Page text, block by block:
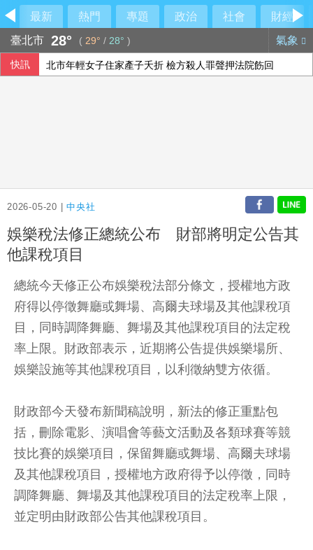
最新 熱門 專題 政治 社會
財經
臺北市 28° ( 29° / 28° ) 氣象
快訊 北市年輕女子住家產子夭折 檢方殺人罪聲押法院飭回
2026-05-20 |中央社
娛樂稅法修正總統公布 財部將明定公告其
他課稅項目
總統今天修正公布娛樂稅法部分條文，授權地方政
府得以停徵舞廳或舞場、高爾夫球場及其他課稅項
目，同時調降舞廳、舞場及其他課稅項目的法定稅
率上限。財政部表示，近期將公告提供娛樂場所、
娛樂設施等其他課稅項目，以利徵納雙方依循。
財政部今天發布新聞稿說明，新法的修正重點包
括，刪除電影、演唱會等藝文活動及各類球賽等競
技比賽的娛樂項目，保留舞廳或舞場、高爾夫球場
及其他課稅項目，授權地方政府得予以停徵，同時
調降舞廳、舞場及其他課稅項目的法定稅率上限，
並定明由財政部公告其他課稅項目。